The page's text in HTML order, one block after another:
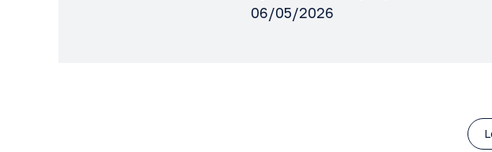
06/05/2026